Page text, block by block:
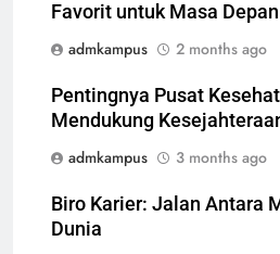
Favorit untuk Masa
admkampus
2 months ago
Pentingnya Pusat
Mendukung
admkampus
3 months ago
Biro Karier: Jalan Antara
Dunia